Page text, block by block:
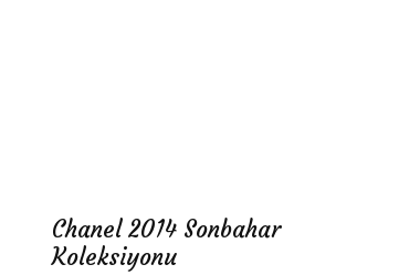
Chanel 2014 Sonbahar
Koleksiyonu